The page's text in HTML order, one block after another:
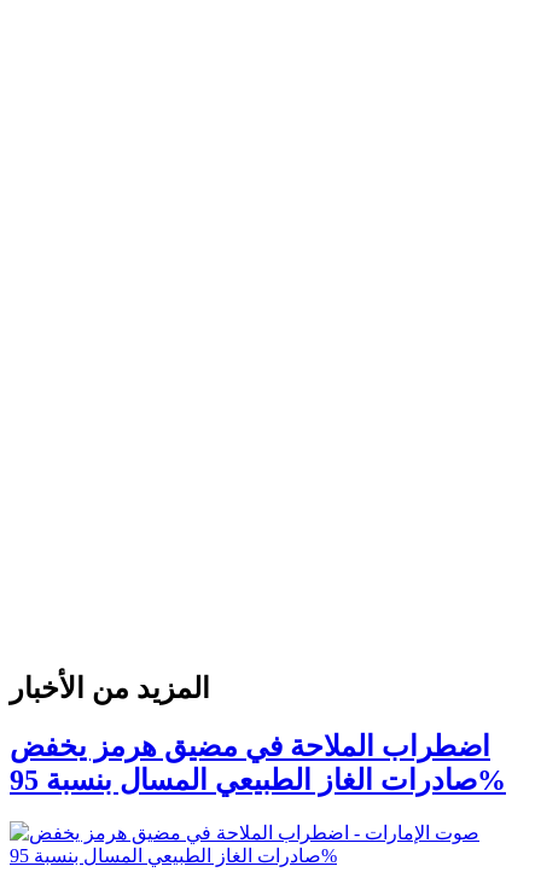
المزيد من الأخبار
اضطراب الملاحة في مضيق هرمز يخفض
صادرات الغاز الطبيعي المسال بنسبة 95%